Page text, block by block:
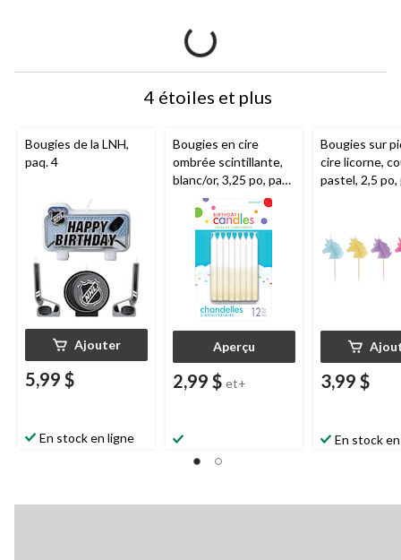
4 étoiles et plus
Bougies de la LNH,
paq. 4
Ajouter
5,99 $
En stock en ligne
Bougies en cire
ombrée scintillante,
blanc/or, 3,25 po, paq.
12, pour fête
d'anniversaire
Aperçu
2,99 $ et+
Bougies sur
cire licorne,
pastel, 2,5 po,
3,99 $
En stock